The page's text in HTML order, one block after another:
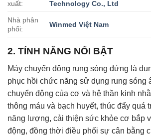
xuất:
Technology Co., Ltd
Nhà phân
phối:
Winmed Việt Nam
2. TÍNH NĂNG NỔI BẬT
Máy chuyển động rung sóng đứng là
phục hồi chức năng sử dụng rung sóng
chuyển động của cơ và hệ thần kinh
thông máu và bạch huyết, thúc đẩy quá
năng lượng, cải thiện sức khỏe cơ bắp
động, đồng thời điều phối sự cân bằng